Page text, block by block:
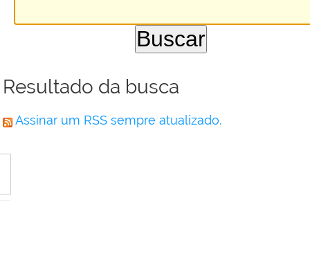
Resultado da busca
Assinar um RSS sempre atualizado.